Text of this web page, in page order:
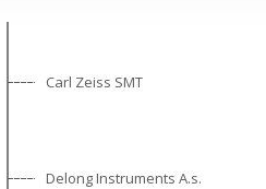
Carl Zeiss SMT
Delong Instruments A.s.